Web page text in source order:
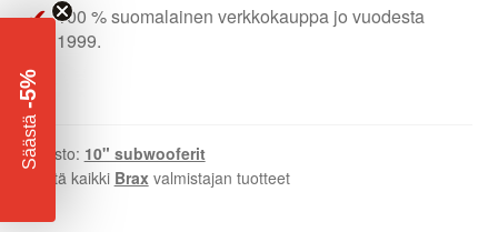
100 % suomalainen verkkokauppa jo vuodesta
1999.
Osasto: 10" subwooferit
Näytä kaikki Braxvalmistajan tuotteet
Säästä
-5%